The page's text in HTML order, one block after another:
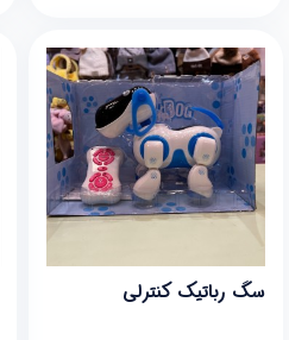
سگ رباتیک کنترلی